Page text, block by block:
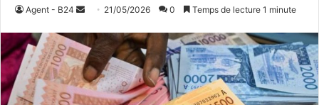
Agent - B24
v
o
y
e
21/05/2026 0 Temps de lecture 1 minute